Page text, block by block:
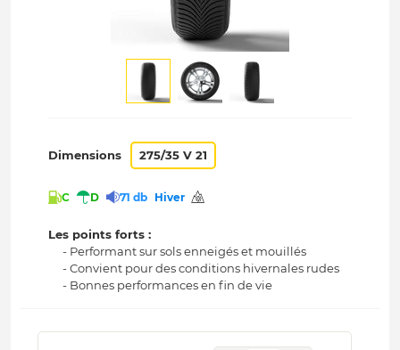
Dimensions 275/35 V 21
C D 71 db Hiver
Les points forts :
- Performant sur sols enneigés et mouillés
- Convient pour des conditions hivernales rudes
- Bonnes performances en fin de vie